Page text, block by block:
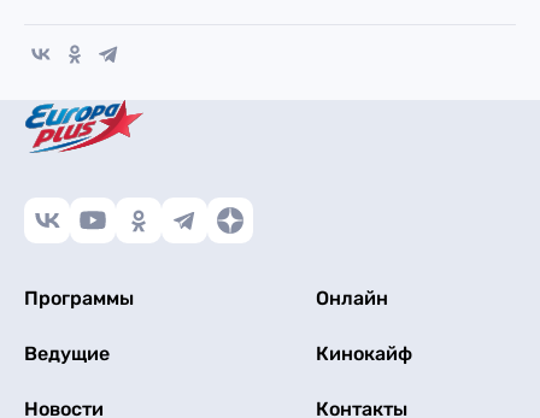
Программы Онлайн
Ведущие Кинокайф
Новости Контакты